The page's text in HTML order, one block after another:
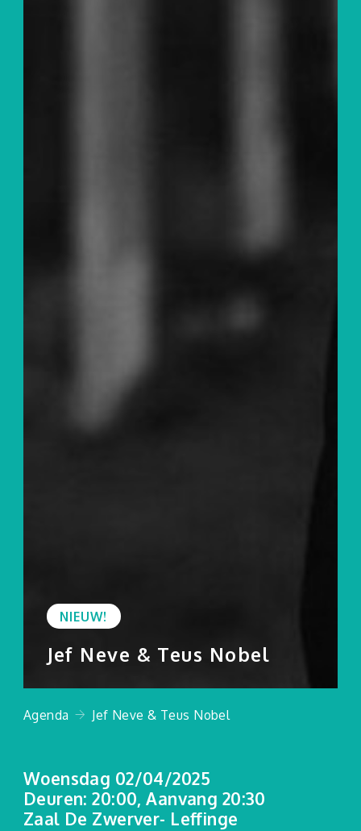
NIEUW!
Jef Neve & Teus Nobel
Agenda Jef Neve & Teus Nobel
Woensdag 02/04/2025
Deuren: 20:00, Aanvang 20:30
Zaal De Zwerver- Leffinge
Jongerentarief
Archief
info@leffingeleuren.be